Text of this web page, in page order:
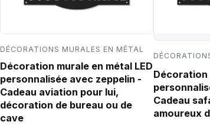
DÉCORATIONS MURALES EN MÉTAL
Décoration murale en métal LED
personnalisée avec zeppelin -
Cadeau aviation pour lui,
décoration de bureau ou de
cave
Décoration
Cadeau
amoureux